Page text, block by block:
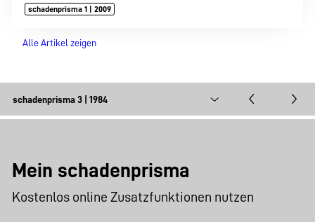
schadenprisma 1 | 2009
Alle Artikel zeigen
Mein schadenprisma
Kostenlos online Zusatzfunktionen nutzen